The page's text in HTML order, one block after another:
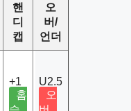
핸
디
캡
오
버/
언더
+1
홈
U2.5
오